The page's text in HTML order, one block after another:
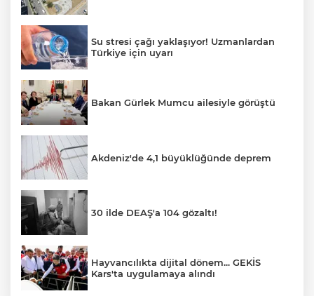
Su stresi çağı yaklaşıyor! Uzmanlardan
Türkiye için uyarı
Bakan Gürlek Mumcu ailesiyle görüştü
Akdeniz'de 4,1 büyüklüğünde deprem
30 ilde DEAŞ'a 104 gözaltı!
Hayvancılıkta dijital dönem... GEKİS
Kars'ta uygulamaya alındı